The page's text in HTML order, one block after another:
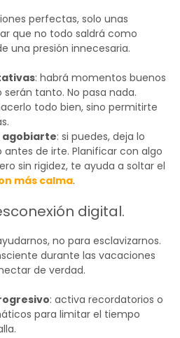
perfectas, solo unas
que no todo saldrá como
una presión innecesaria.
: habrá momentos buenos
tanto. No pasa nada.
todo bien, sino permitirte
agobiarte: si puedes, deja lo
de irte. Planificar con algo
sin rigidez, te ayuda a soltar el
más calma.
digital.
no para esclavizarnos.
durante las vacaciones
de verdad.
: activa recordatorios o
para limitar el tiempo